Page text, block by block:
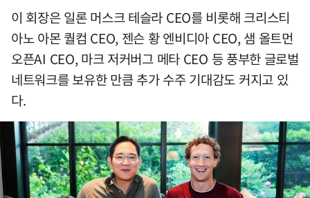
이 회장은 일론 머스크 테슬라 CEO를 비롯해 크리스티
아노 아몬 퀄컴 CEO, 젠슨 황 엔비디아 CEO, 샘 올트먼
오픈AI CEO, 마크 저커버그 메타 CEO 등 풍부한 글로벌
네트워크를 보유한 만큼 추가 수주 기대감도 커지고 있
다.